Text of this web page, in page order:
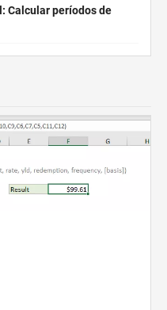
Calcular períodos de